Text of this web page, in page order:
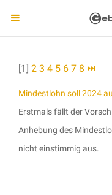
[1] 2 3 4 5 6 7 8 ⏭
Mindestlohn soll 2024
Erstmals fällt der
Anhebung des
nicht einstimmig aus.